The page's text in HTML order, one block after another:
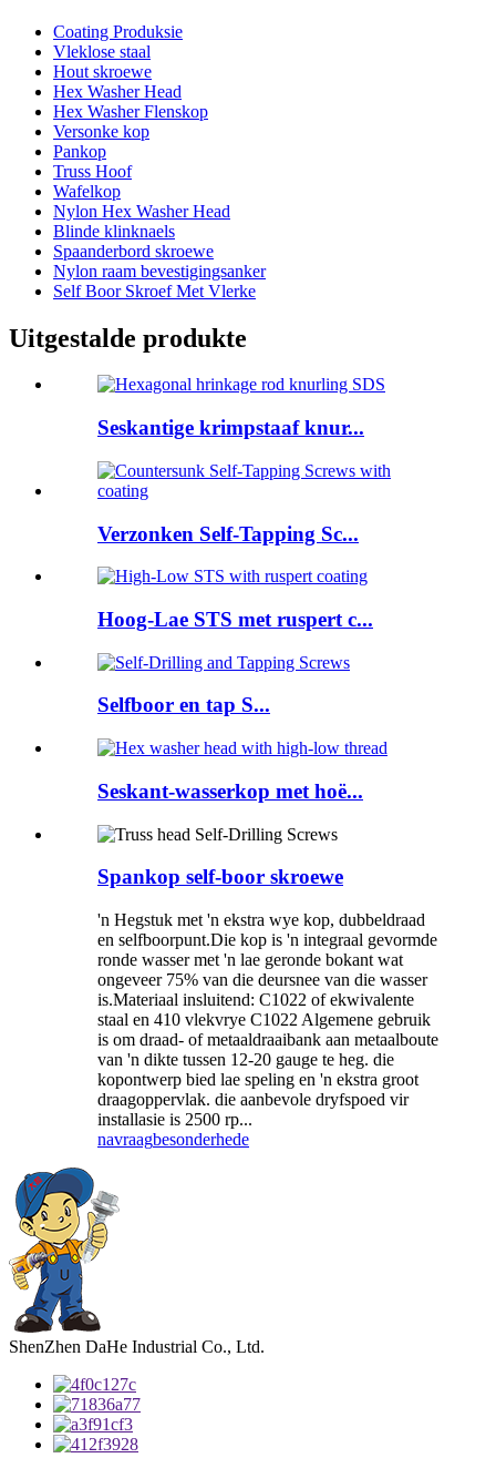
Coating Produksie
Vleklose staal
Hout skroewe
Hex Washer Head
Hex Washer Flenskop
Versonke kop
Pankop
Truss Hoof
Wafelkop
Nylon Hex Washer Head
Blinde klinknaels
Spaanderbord skroewe
Nylon raam bevestigingsanker
Self Boor Skroef Met Vlerke
Uitgestalde produkte
Seskantige krimpstaaf knur...
Verzonken Self-Tapping Sc...
Hoog-Lae STS met ruspert c...
Selfboor en tap S...
Seskant-wasserkop met hoë...
Spankop self-boor skroewe
'n Hegstuk met 'n ekstra wye kop, dubbeldraad
en selfboorpunt.Die kop is 'n integraal gevormde
ronde wasser met 'n lae geronde bokant wat
ongeveer 75% van die deursnee van die wasser
is.Materiaal insluitend: C1022 of ekwivalente
staal en 410 vlekvrye C1022 Algemene gebruik
is om draad- of metaaldraaibank aan metaalboute
van 'n dikte tussen 12-20 gauge te heg. die
kopontwerp bied lae speling en 'n ekstra groot
draagoppervlak. die aanbevole dryfspoed vir
installasie is 2500 rp...
navraagbesonderhede
ShenZhen DaHe Industrial Co., Ltd.